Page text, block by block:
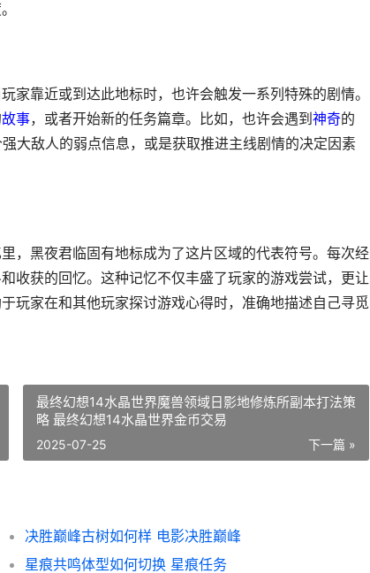
家靠近或到达此地标时，也许会触发一系列特殊的剧情。
故事，或者开始新的任务篇章。比如，也许会遇到 神奇的
大敌人的弱点信息，或是获取推进主线剧情的决定因素
，黑夜君临固有地标成为了这片区域的代表符号。每次经
收获的回忆。这种记忆不仅丰盛了玩家的游戏尝试，更让
玩家在和其他玩家探讨游戏心得时，准确地描述自己寻觅
最终幻想14水晶世界魔兽领域日影地修炼所副本打法策
略 最终幻想14水晶世界金币交易
下一篇 »
2025-07-25
决胜巅峰古树如何样 电影决胜巅峰
星痕共鸣体型如何切换 星痕任务